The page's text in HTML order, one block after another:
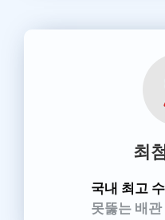
최
국내 최고
못뚫는 배